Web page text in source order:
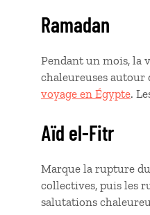
Ramadan
Pendant un mois, la
chaleureuses autour
voyage en Égypte.
Aïd el-Fitr
Marque la rupture du
collectives, puis les
salutations